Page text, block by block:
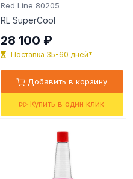
Red Line 80205
RL SuperCool
28 100 ₽
Поставка 35-60 дней*
Добавить в корзину
Купить в один клик